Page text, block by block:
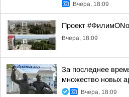
Вчера, 18:09
Проект
Вчера, 18:09
За последнее
множество новых
Вчера, 18:09